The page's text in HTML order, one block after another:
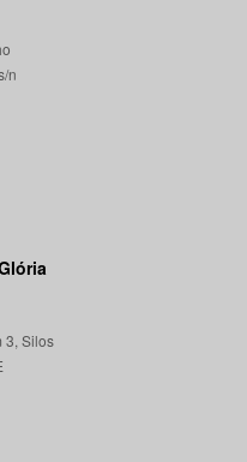
n
3, Silos